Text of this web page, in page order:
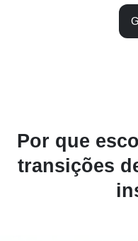
Por que
transições